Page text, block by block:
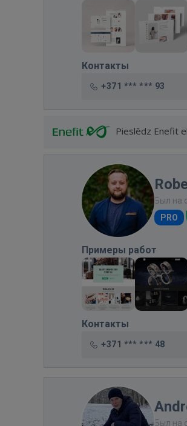
Контакты
+371 *** *** 93
Pieslēdz Enefit
Был на
PRO
Примеры работ
Контакты
+371 *** *** 48
Был на